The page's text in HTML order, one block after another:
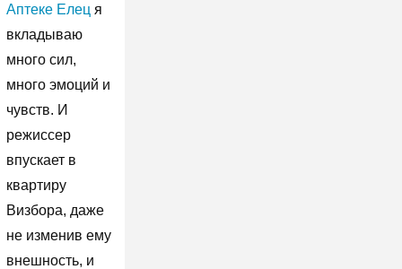
Аптеке Елец я
вкладываю
много сил,
много эмоций и
чувств. И
режиссер
впускает в
квартиру
Визбора, даже
не изменив ему
внешность, и